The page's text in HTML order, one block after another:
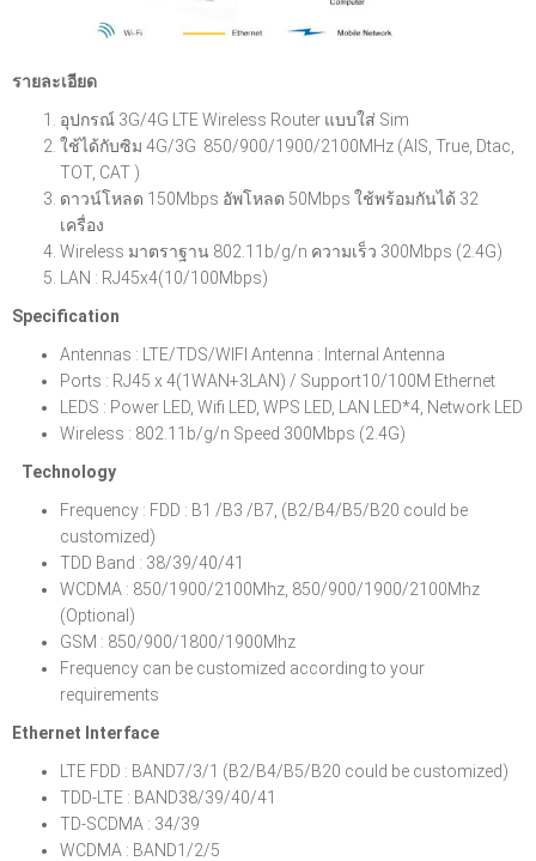
รายละเอียด
อุปกรณ์ 3G/4G LTE Wireless Router แบบใส่ Sim
ใช้ได้กับซิม 4G/3G 850/900/1900/2100MHz (AIS, True, Dtac,
TOT, CAT )
ดาวน์โหลด 150Mbps อัพโหลด 50Mbps ใช้พร้อมกันได้ 32
เครื่อง
Wireless มาตราฐาน 802.11b/g/n ความเร็ว 300Mbps (2.4G)
LAN : RJ45x4(10/100Mbps)
Specification
Antennas : LTE/TDS/WIFI Antenna : Internal Antenna
Ports : RJ45 x 4(1WAN+3LAN) / Support10/100M Ethernet
LEDS : Power LED, Wifi LED, WPS LED, LAN LED*4, Network LED
Wireless : 802.11b/g/n Speed 300Mbps (2.4G)
Technology
Frequency : FDD : B1 /B3 /B7, (B2/B4/B5/B20 could be
customized)
TDD Band : 38/39/40/41
WCDMA : 850/1900/2100Mhz, 850/900/1900/2100Mhz
(Optional)
GSM : 850/900/1800/1900Mhz
Frequency can be customized according to your
requirements
Ethernet Interface
LTE FDD : BAND7/3/1 (B2/B4/B5/B20 could be customized)
TDD-LTE : BAND38/39/40/41
TD-SCDMA : 34/39
WCDMA : BAND1/2/5